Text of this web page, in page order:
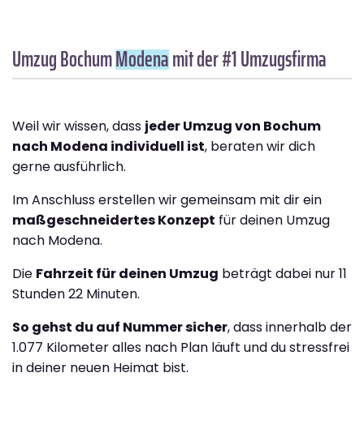
Umzug BochumModenamit der #1 Umzugsfirma
Weil wir wissen, dass jeder Umzug von Bochum
nach Modena individuell ist, beraten wir dich
gerne ausführlich.
Im Anschluss erstellen wir gemeinsam mit dir ein
maßgeschneidertes Konzept für deinen Umzug
nach Modena.
Die Fahrzeit für deinen Umzug beträgt dabei nur 11
Stunden 22 Minuten.
So gehst du auf Nummer sicher, dass innerhalb der
1.077 Kilometer alles nach Plan läuft und du stressfrei
in deiner neuen Heimat bist.